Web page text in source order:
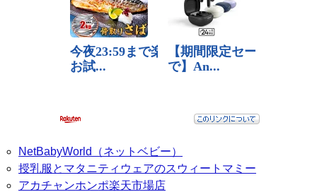
NetBabyWorld（ネットベビー）
授乳服とマタニティウェアのスウィートマミー
アカチャンホンポ楽天市場店